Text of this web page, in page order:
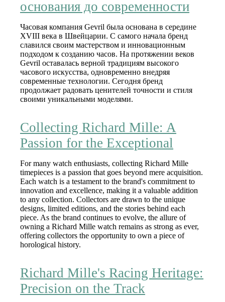
основания до современности
Часовая компания Gevril была основана в середине
XVIII века в Швейцарии. С самого начала бренд
славился своим мастерством и инновационным
подходом к созданию часов. На протяжении веков
Gevril оставалась верной традициям высокого
часового искусства, одновременно внедряя
современные технологии. Сегодня бренд
продолжает радовать ценителей точности и стиля
своими уникальными моделями.
Collecting Richard Mille: A
Passion for the Exceptional
For many watch enthusiasts, collecting Richard Mille
timepieces is a passion that goes beyond mere acquisition.
Each watch is a testament to the brand's commitment to
innovation and excellence, making it a valuable addition
to any collection. Collectors are drawn to the unique
designs, limited editions, and the stories behind each
piece. As the brand continues to evolve, the allure of
owning a Richard Mille watch remains as strong as ever,
offering collectors the opportunity to own a piece of
horological history.
Richard Mille's Racing Heritage:
Precision on the Track